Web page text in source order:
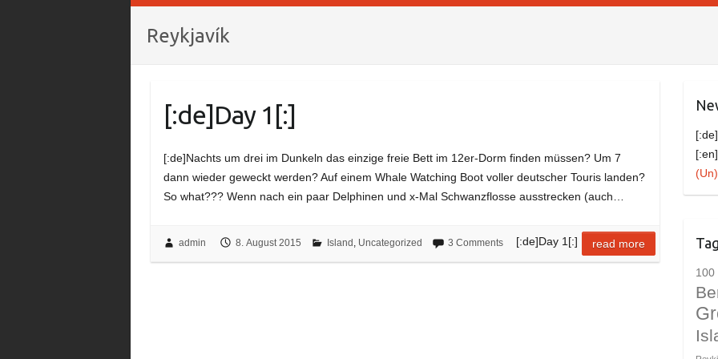
Reykjavík
[:de]Day 1[:]
[:de]Nachts um drei im Dunkeln das einzige freie Bett im 12er-Dorm finden müssen? Um 7
dann wieder geweckt werden? Auf einem Whale Watching Boot voller deutscher Touris landen?
So what??? Wenn nach ein paar Delphinen und x-Mal Schwanzflosse ausstrecken (auch…
admin 8. August 2015 Island , Uncategorized 3 Comments [:de]Day 1[:] read more
100